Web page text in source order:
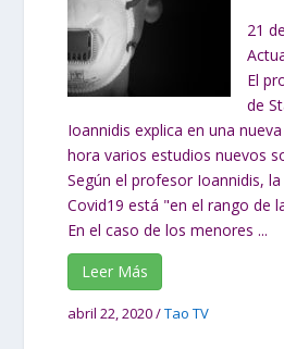
21
El
de
Ioannidis explica en una
hora varios estudios nuevos
Según el profesor Ioannidis,
Covid19 está "en el rango de
En el caso de los menores ...
Leer Más
abril 22, 2020/Tao TV